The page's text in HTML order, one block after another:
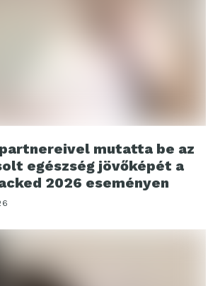
partnereivel mutatta be az
egészség jövőképét a
2026 eseményen